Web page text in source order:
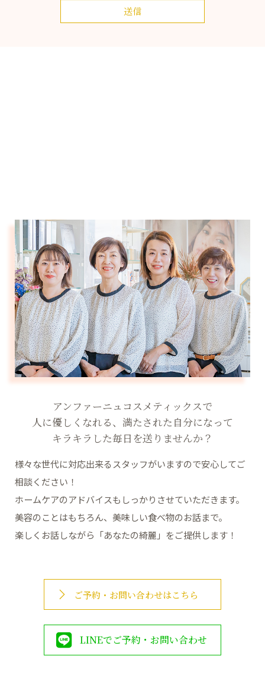
アンファーニュコスメティックスで
人に優しくなれる、満たされた自分になって
キラキラした毎日を送りませんか？
様々な世代に対応出来るスタッフがいますので安心してご
相談ください！
ホームケアのアドバイスもしっかりさせていただきます。
美容のことはもちろん、美味しい食べ物のお話まで。
楽しくお話しながら「あなたの綺麗」をご提供します！
ご予約・お問い合わせはこちら
LINEでご予約・お問い合わせ